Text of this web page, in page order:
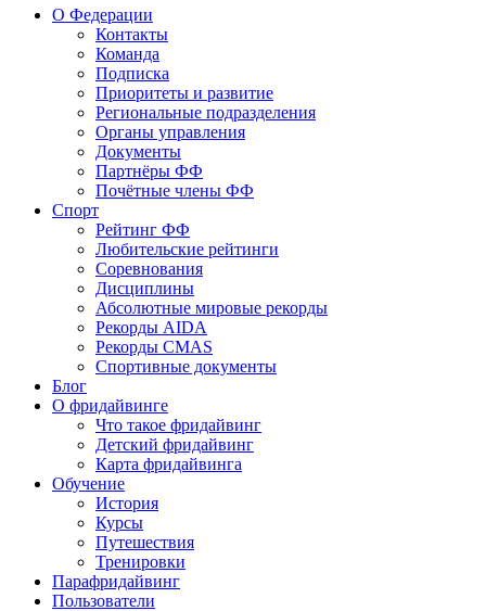
О Федерации
Контакты
Команда
Подписка
Приоритеты и развитие
Региональные подразделения
Органы управления
Документы
Партнёры ФФ
Почётные члены ФФ
Спорт
Рейтинг ФФ
Любительские рейтинги
Соревнования
Дисциплины
Абсолютные мировые рекорды
Рекорды AIDA
Рекорды CMAS
Спортивные документы
Блог
О фридайвинге
Что такое фридайвинг
Детский фридайвинг
Карта фридайвинга
Обучение
История
Курсы
Путешествия
Тренировки
Парафридайвинг
Пользователи